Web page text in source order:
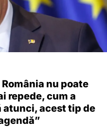
nu poate
repede, cum a
atunci, acest tip de